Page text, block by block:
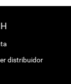
distribuidor